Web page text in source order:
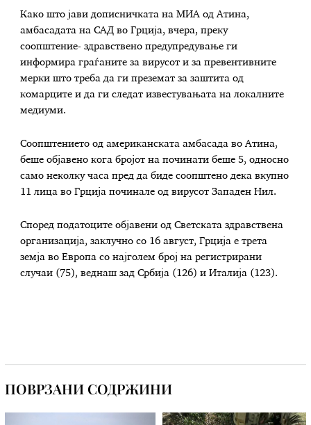
Како што јави дописничката на МИА од Атина,
амбасадата на САД во Грција, вчера, преку
соопштение- здравствено предупредување ги
информира граѓаните за вирусот и за превентивните
мерки што треба да ги преземат за заштита од
комарците и да ги следат известувањата на локалните
медиуми.
Соопштението од американската амбасада во Атина,
беше објавено кога бројот на починати беше 5, односно
само неколку часа пред да биде соопштено дека вкупно
11 лица во Грција починале од вирусот Западен Нил.
Според податоците објавени од Светската здравствена
организација, заклучно со 16 август, Грција е трета
земја во Европа со најголем број на регистрирани
случаи (75), веднаш зад Србија (126) и Италија (123).
ПОВРЗАНИ СОДРЖИНИ